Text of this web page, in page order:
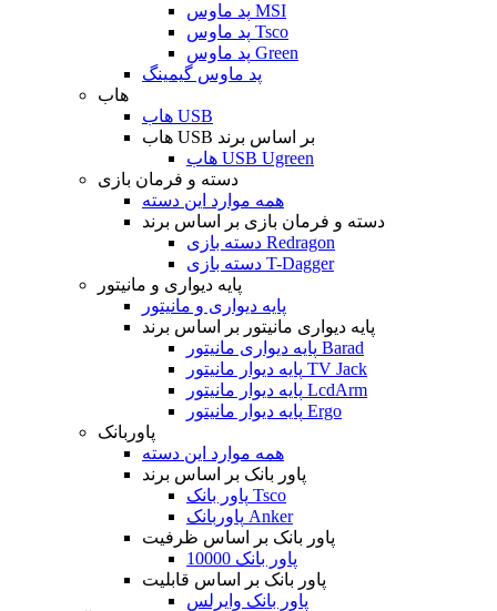
پد ماوس MSI
پد ماوس Tsco
پد ماوس Green
پد ماوس گیمینگ
هاب
هاب USB
هاب USB بر اساس برند
هاب USB Ugreen
دسته و فرمان بازی
همه موارد این دسته
دسته و فرمان بازی بر اساس برند
دسته بازی Redragon
دسته بازی T-Dagger
پایه دیواری و مانیتور
پایه دیواری و مانیتور
پایه دیواری مانیتور بر اساس برند
پایه دیواری مانیتور Barad
پایه دیوار مانیتور TV Jack
پایه دیوار مانیتور LcdArm
پایه دیوار مانیتور Ergo
پاوربانک
همه موارد این دسته
پاور بانک بر اساس برند
پاور بانک Tsco
پاوربانک Anker
پاور بانک بر اساس ظرفیت
پاور بانک 10000
پاور بانک بر اساس قابلیت
پاور بانک وایرلس